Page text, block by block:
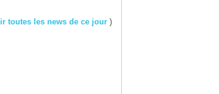
toutes les news de ce jour )